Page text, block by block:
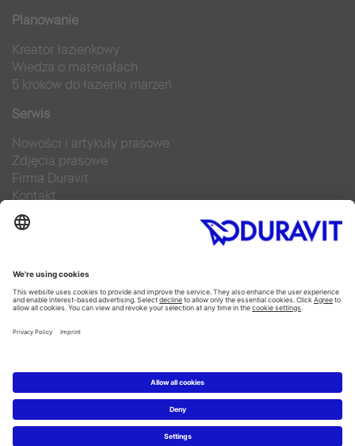
Planowanie
Kreator łazienkowy
Wiedza o materiałach
5 kroków do łazienki marzeń
Serwis
Nowości i artykuły prasowe
Zdjęcia prasowe
Firma Duravit
Kontakt
Najczęściej zadawane pytania
Facebook
Instagram
Pinterest
Blog
YouTube
Copyright © 2026 Duravit AG
Imprint|Polityka prywatności|Ustawienia plików cookie